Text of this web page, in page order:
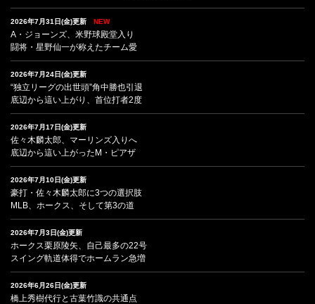
2026年7月31日(金)更新 NEW
A・ジョーンズ、米野球殿堂入り
闘将・星野仙一が称えたチーム愛
2026年7月24日(金)更新
“独立リーグの出世頭”角中勝也引退
底辺から這い上がり、首位打者2度
2026年7月17日(金)更新
佐々木麟太郎、マーリンズ入りへ
底辺から這い上がったM・ピアザ
2026年7月10日(金)更新
豪打・佐々木麟太郎に3つの選択肢
MLB、ホークス、そして第3の道
2026年7月3日(金)更新
ホークス栗原陵矢、自己最多の22号
スイング軌道体得でホームラン急増
2026年6月26日(金)更新
橋上秀樹代行と古葉竹識の共通点